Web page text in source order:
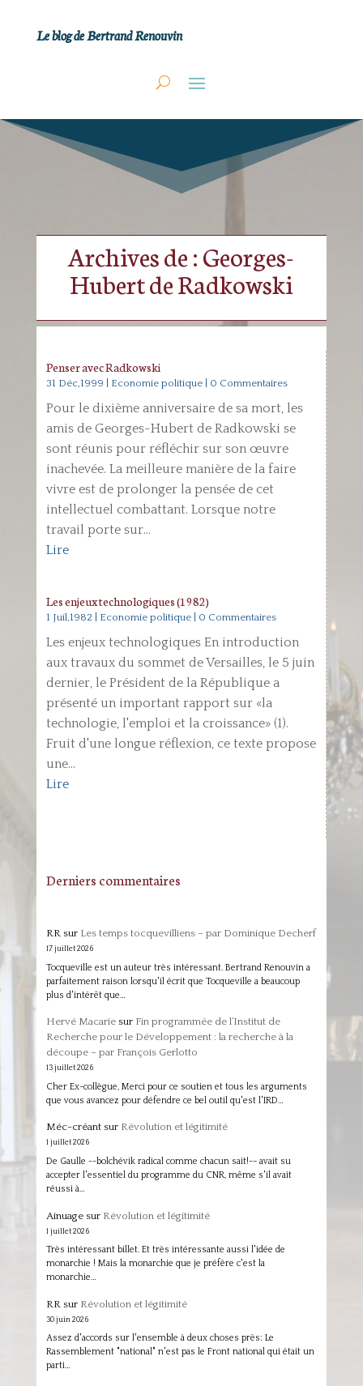
Le blog de Bertrand Renouvin
Archives de : Georges-
Hubert de Radkowski
Penser avec Radkowski
31 Déc,1999 Economie politique| 0 Commentaires
Pour le dixième anniversaire de sa mort, les
amis de Georges-Hubert de Radkowski se
sont réunis pour réfléchir sur son œuvre
inachevée. La meilleure manière de la faire
vivre est de prolonger la pensée de cet
intellectuel combattant. Lorsque notre
travail porte sur...
Lire
Les enjeux technologiques (1982)
1 Juil,1982 Economie politique| 0 Commentaires
Les enjeux technologiques En introduction
aux travaux du sommet de Versailles, le 5 juin
dernier, le Président de la République a
présenté un important rapport sur «la
technologie, l'emploi et la croissance» (1).
Fruit d'une longue réflexion, ce texte propose
une...
Lire
Derniers commentaires
RRsur Les temps tocquevilliens – par Dominique Decherf
17 juillet 2026
Tocqueville est un auteur très intéressant. Bertrand Renouvin a
parfaitement raison lorsqu'il écrit que Tocqueville a beaucoup
plus d'intérêt que…
Hervé Macariesur Fin programmée de l’Institut de
Recherche pour le Développement : la recherche à la
découpe – par François Gerlotto
13 juillet 2026
Cher Ex-collègue, Merci pour ce soutien et tous les arguments
que vous avancez pour défendre ce bel outil qu'est l'IRD…
Méc-créantsur Révolution et légitimité
1 juillet 2026
De Gaulle --bolchévik radical comme chacun sait!-- avait su
accepter l'essentiel du programme du CNR, même s'il avait
réussi à…
Ainuagesur Révolution et légitimité
1 juillet 2026
Très intéressant billet. Et très intéressante aussi l'idée de
monarchie ! Mais la monarchie que je préfère c'est la
monarchie…
RR sur Révolution et légitimité
30 juin 2026
Assez d'accords sur l'ensemble à deux choses près: Le
Rassemblement "national" n'est pas le Front national qui était un
parti…